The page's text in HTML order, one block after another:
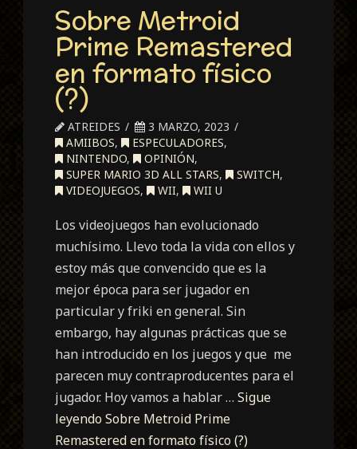
Sobre Metroid
Prime Remastered
en formato físico
(?)
ATREIDES
3 MARZO, 2023
AMIIBOS, ESPECULADORES,
NINTENDO, OPINIÓN,
SUPER MARIO 3D ALL STARS, SWITCH,
VIDEOJUEGOS, WII, WII U
Los videojuegos han evolucionado
muchísimo. Llevo toda la vida con ellos y
estoy más que convencido que es la
mejor época para ser jugador en
particular y friki en general. Sin
embargo, hay algunas prácticas que se
han introducido en los juegos y que me
parecen muy contraproducentes para el
jugador. Hoy vamos a hablar …Sigue
leyendoSobre Metroid Prime
Remastered en formato físico (?)